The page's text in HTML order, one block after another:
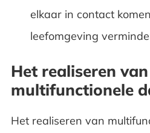
elkaar in contact
leefomgeving
Het realiseren van
multifunctionele
Het realiseren van